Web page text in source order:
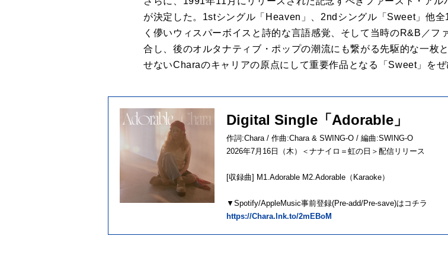
が決定した。1stシングル「Heaven」、2ndシングル「Sweet」他
く儚いウィスパーボイスと詩的な言語感覚、そして当時のR&B／フ
合し、後のオルタナティブ・ポップの潮流にも繋がる先駆的な一枚
せないCharaのキャリアの原点にして重要作品となる「Sweet」を
Digital Single「Adorable」
作詞:Chara / 作曲:Chara & SWING-O / 編曲:SWING-O
2026年7月16日（木）＜ナナイロ＝虹の日＞配信リリース
[収録曲] M1.Adorable M2.Adorable（Karaoke）
▼Spotify/AppleMusic事前登録(Pre-add/Pre-save)はコチラ
https://Chara.lnk.to/2mEBoM